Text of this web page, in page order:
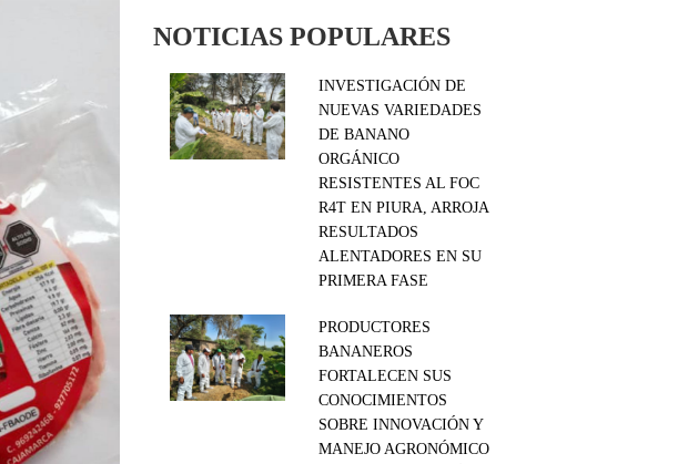
NOTICIAS POPULARES
INVESTIGACIÓN DE
NUEVAS VARIEDADES
DE BANANO
ORGÁNICO
RESISTENTES AL FOC
R4T EN PIURA, ARROJA
RESULTADOS
ALENTADORES EN SU
PRIMERA FASE
PRODUCTORES
BANANEROS
FORTALECEN SUS
CONOCIMIENTOS
SOBRE INNOVACIÓN Y
MANEJO AGRONÓMICO